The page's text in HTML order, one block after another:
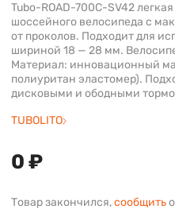
Tubo-ROAD-700C-SV42
шоссейного велосипеда с
от проколов. Подходит для
шириной 18 — 28 мм.
Материал: инновационный
полиуритан эластомер).
дисковыми и ободными
TUBOLITO
0 ₽
Товар закончился,сообщить